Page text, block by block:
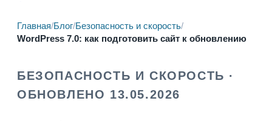
Главная/Блог/Безопасность и скорость/
WordPress 7.0: как подготовить сайт к обновлению
БЕЗОПАСНОСТЬ И СКОРОСТЬ ·
ОБНОВЛЕНО 13.05.2026